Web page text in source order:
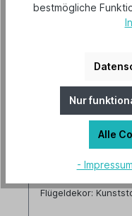
Hunter
Elements NBOD
Lieferbar ab 5.
Artikel-Nr.: 24323
Flügeldekor:
bestmögliche
Nur
Alle
- Impressum